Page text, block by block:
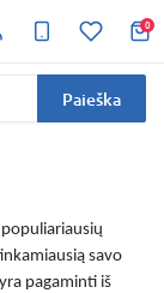
0
Paieška
savo
yra pagaminti iš